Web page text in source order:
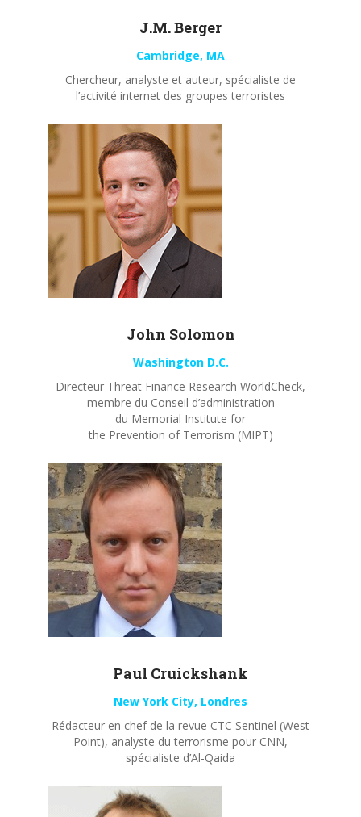
J.M. Berger
Cambridge, MA
Chercheur, analyste et auteur, spécialiste de
l’activité internet des groupes terroristes
John Solomon
Washington D.C.
Directeur Threat Finance Research WorldCheck,
membre du Conseil d’administration
du Memorial Institute for
the Prevention of Terrorism (MIPT)
Paul Cruickshank
New York City, Londres
Rédacteur en chef de la revue CTC Sentinel (West
Point), analyste du terrorisme pour CNN,
spécialiste d’Al-Qaida